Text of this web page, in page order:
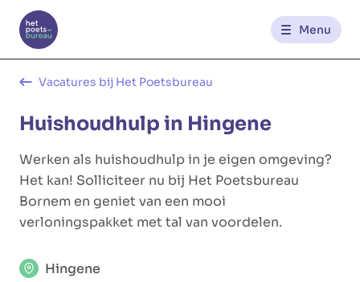
Menu
Kantoren
Werknemerszone
Klantenzone
Vacatures bij Het Poetsbureau
Huishoudhulp in Hingene
Werken als huishoudhulp in je eigen omgeving?
Het kan! Solliciteer nu bij Het Poetsbureau
Bornem en geniet van een mooi
verloningspakket met tal van voordelen.
Hingene